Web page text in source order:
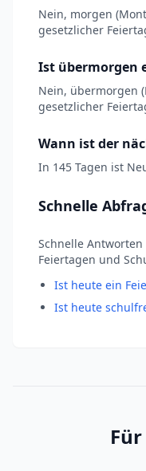
Nein, morgen
gesetzlicher
Ist übermorgen
Nein, übermorgen
gesetzlicher
Wann ist der
In 145 Tagen ist
Schnelle
Schnelle
Feiertagen und
Ist heute ein
Ist heute